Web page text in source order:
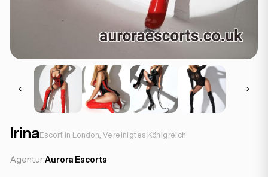
IrinaEscort in London, Vereinigtes Königreich
Agentur:Aurora Escorts